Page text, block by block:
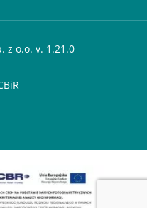
z o.o. v. 1.21.0